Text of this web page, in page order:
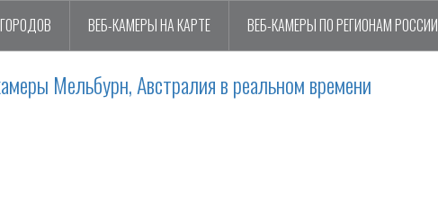
ВЕБ-КАМЕРЫ НА КАРТЕ ВЕБ-КАМЕРЫ ПО РЕГИОНАМ РОССИИ
Мельбурн, Австралия в реальном времени